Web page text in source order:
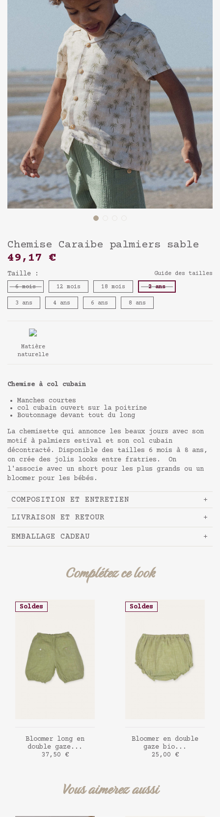
Chemise Caraibe palmiers sable
49,17 €
Taille : Guide des tailles
6 mois 12 mois 18 mois 2 ans
3 ans 4 ans 6 ans 8 ans
Matière
naturelle
Chemise à col cubain
Manches courtes
col cubain ouvert sur la poitrine
Boutonnage devant tout du long
La chemisette qui annonce les beaux jours avec son
motif à palmiers estival et son col cubain
décontracté. Disponible des tailles 6 mois à 8 ans,
on crée des jolis looks entre fratries. On
l'associe avec un short pour les plus grands ou un
bloomer pour les bébés.
COMPOSITION ET ENTRETIEN
LIVRAISON ET RETOUR
EMBALLAGE CADEAU
Complétez ce look
Soldes
AJOUTER AU PANIER
Bloomer long en
double gaze...
Prix
37,50 €
Soldes
AJOUTER AU PANIER
Bloomer en double
gaze bio...
Prix
25,00 €
Vous aimerez aussi
J'accepte les conditions générales
et la politique
de confidentialité.
Protection
des données personnelles